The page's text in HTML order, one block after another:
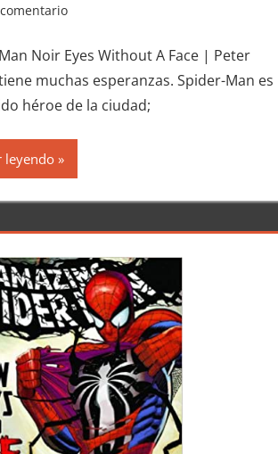
Noir Eyes Without A Face | Peter
muchas esperanzas. Spider-Man es
héroe de la ciudad;
leyendo